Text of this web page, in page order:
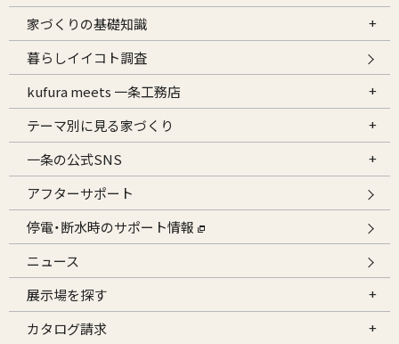
家づくりの基礎知識
暮らしイイコト調査
kufura meets 一条工務店
テーマ別に見る家づくり
一条の公式SNS
アフターサポート
停電・断水時のサポート情報
ニュース
展示場を探す
カタログ請求